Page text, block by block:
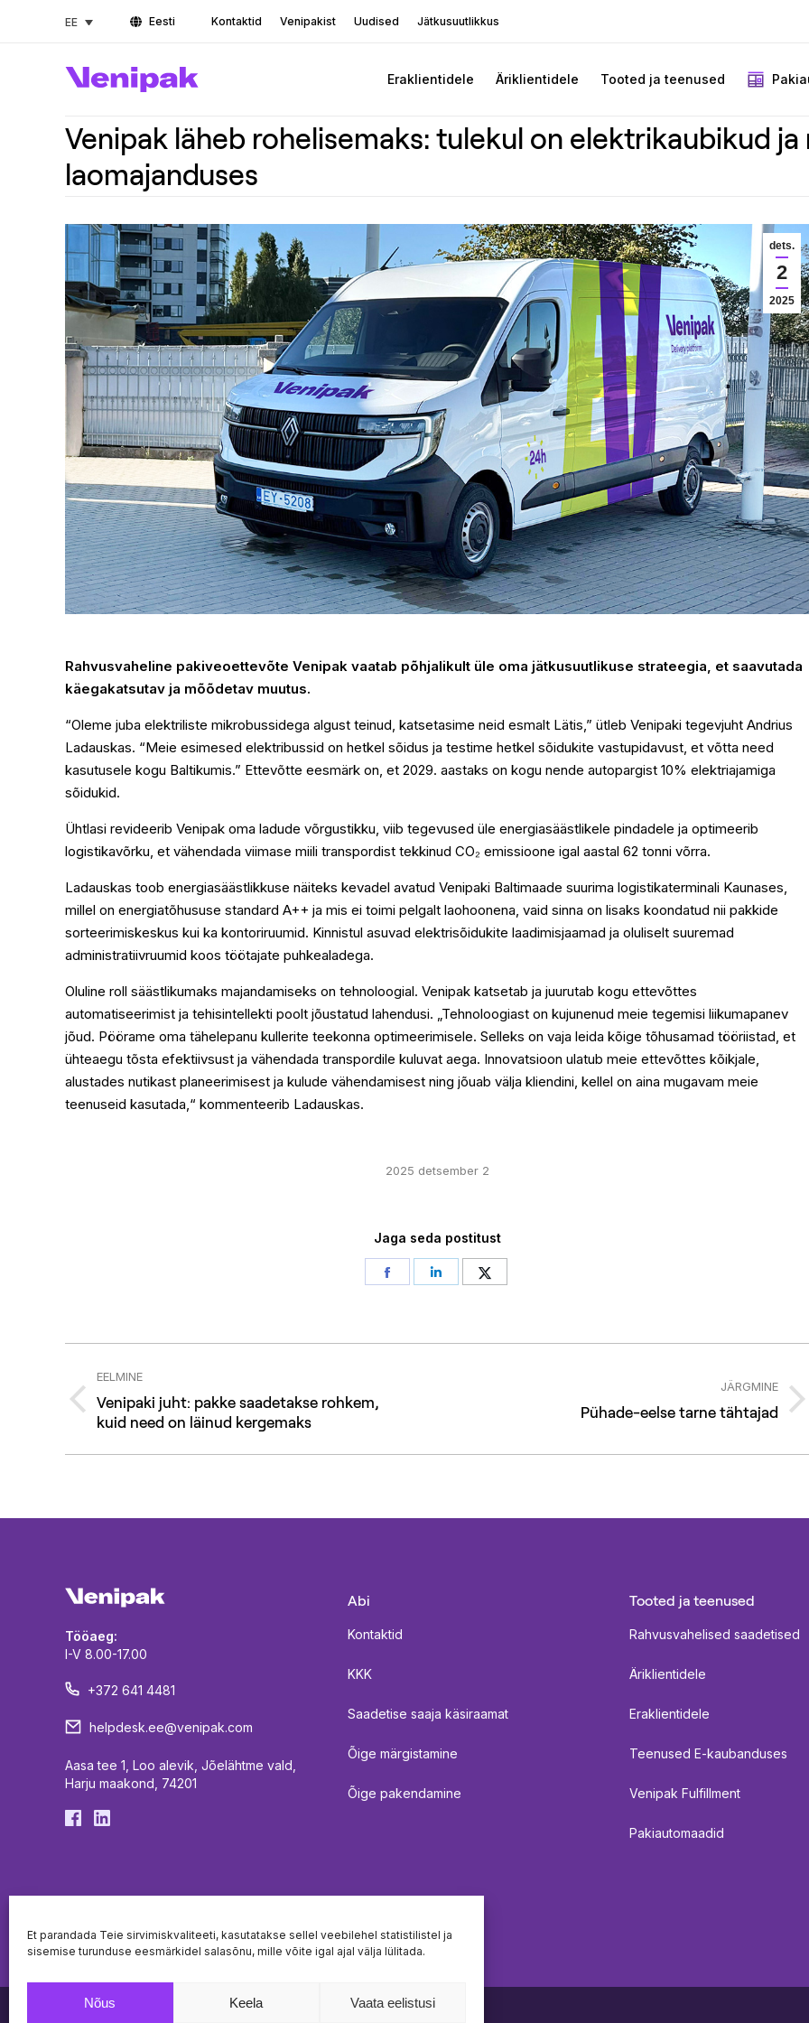
Et parandada Teie sirvimiskvaliteeti, kasutatakse sellel veebilehel statistilistel ja
sisemise turunduse eesmärkidel salasõnu, mille võite igal ajal välja lülitada.
Nõus Keela Vaata eelistusi
EE Eesti Kontaktid Venipakist Uudised Jätkusuutlikkus
Eraklientidele Äriklientidele Tooted ja teenused
Venipak läheb rohelisemaks: tulekul on elektrikaubikud
laomajanduses
dets.
2
2025
Rahvusvaheline pakiveoettevõte Venipak vaatab põhjalikult üle oma jätkusuutlikuse strateegia, et saavutada
käegakatsutav ja mõõdetav muutus.
“Oleme juba elektriliste mikrobussidega algust teinud, katsetasime neid esmalt Lätis,” ütleb Venipaki tegevjuht Andrius
Ladauskas. “Meie esimesed elektribussid on hetkel sõidus ja testime hetkel sõidukite vastupidavust, et võtta need
kasutusele kogu Baltikumis.” Ettevõtte eesmärk on, et 2029. aastaks on kogu nende autopargist 10% elektriajamiga
sõidukid.
Ühtlasi revideerib Venipak oma ladude võrgustikku, viib tegevused üle energiasäästlikele pindadele ja optimeerib
logistikavõrku, et vähendada viimase miili transpordist tekkinud CO₂ emissioone igal aastal 62 tonni võrra.
Ladauskas toob energiasäästlikkuse näiteks kevadel avatud Venipaki Baltimaade suurima logistikaterminali Kaunases,
millel on energiatõhususe standard A++ ja mis ei toimi pelgalt laohoonena, vaid sinna on lisaks koondatud nii pakkide
sorteerimiskeskus kui ka kontoriruumid. Kinnistul asuvad elektrisõidukite laadimisjaamad ja oluliselt suuremad
administratiivruumid koos töötajate puhkealadega.
Oluline roll säästlikumaks majandamiseks on tehnoloogial. Venipak katsetab ja juurutab kogu ettevõttes
automatiseerimist ja tehisintellekti poolt jõustatud lahendusi. „Tehnoloogiast on kujunenud meie tegemisi liikumapanev
jõud. Pöörame oma tähelepanu kullerite teekonna optimeerimisele. Selleks on vaja leida kõige tõhusamad tööriistad, et
ühteaegu tõsta efektiivsust ja vähendada transpordile kuluvat aega. Innovatsioon ulatub meie ettevõttes kõikjale,
alustades nutikast planeerimisest ja kulude vähendamisest ning jõuab välja kliendini, kellel on aina mugavam meie
teenuseid kasutada,“ kommenteerib Ladauskas.
2025 detsember 2
Jaga seda postitust
Share
Share
navigation
EELMINE
Previous
post:
Venipaki juht: pakke saadetakse rohkem,
kuid need on läinud kergemaks
JÄRGMINE
Pühade-eelse tarne tähtajad
Tööaeg:
I-V 8.00-17.00
+372 641 4481
helpdesk.ee@venipak.com
Aasa tee 1, Loo alevik, Jõelähtme vald,
Harju maakond, 74201
Abi
Kontaktid
KKK
Saadetise saaja käsiraamat
Õige märgistamine
Õige pakendamine
Tooted ja teenused
Rahvusvahelised saadetised
Äriklientidele
Eraklientidele
Teenused E-kaubanduses
Venipak Fulfillment
Pakiautomaadid